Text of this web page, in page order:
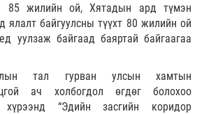
85 жилийн ой, Хятадын ард түмэн
ялалт байгуулсны түүхт 80 жилийн ой
уулзаж байгаад баяртай байгаагаа
тал гурван улсын хамтын
ач холбогдол өгдөг болохоо
“Эдийн засгийн коридор